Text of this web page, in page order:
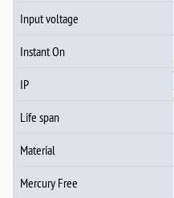
Input voltage
Instant On
IP
Life span
Material
Mercury Free